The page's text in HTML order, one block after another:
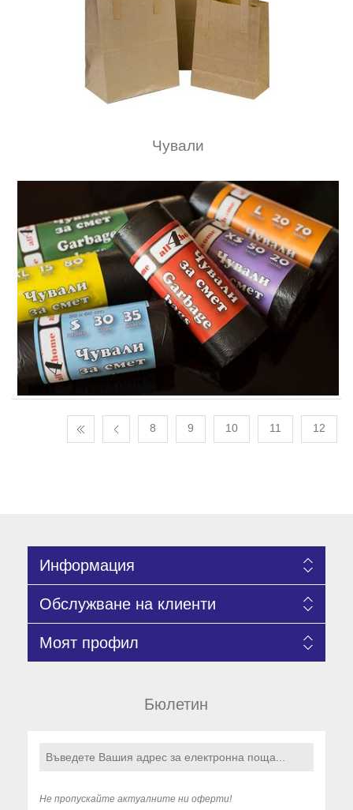
Чували
8 9 10 11 12
Информация
Обслужване на клиенти
Моят профил
Бюлетин
Не пропускайте актуалните ни оферти!